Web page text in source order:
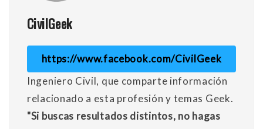
CivilGeek
https://www.facebook.com/CivilGeek
Ingeniero Civil, que comparte información
relacionado a esta profesión y temas Geek.
"Si buscas resultados distintos, no hagas